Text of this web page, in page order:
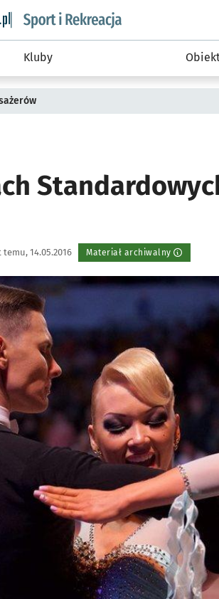
wroclaw.pl podserwis: Sport i
Kluby
temu, 14.05.2016 Materiał archiwalny